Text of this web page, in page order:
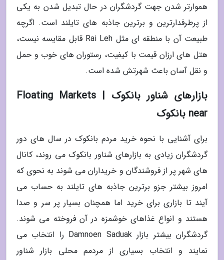
هموارتر شدن جهت گردشگران در حال تبدیل شدن به یکی
از پرطرفدارترین و برترین جاذبه های تایلند است. اگرچه
طبیعت آن با منطقه ای مثل Rai Leh قابل مقایسه نیست،
هتل های ارزان قیمت با کیفیت، رستوران های خوب و حمل
و نقل آسان باعث شهرتش شده است.
بازارهای شناور بانکوک | Floating Markets
near بانکوک
برای آشنایی با نحوه خرید مردم بانکوک در سال های دور
گردشگران زیادی به بازارهای شناور بانکوک می روند، کانال
های شهر پر از فروشندگان و خریداران می شوند به نحوی که
امروز بیشتر جزو برترین جاذبه های تایلند به حساب می
آیند تا بازاری برای خرید اما همچنان بسیار پر سر و صدا
هستند و انواع غذاهای خوشمزه در آن فروخته می شوند.
گردشگران بیشتر بازار Damnoen Saduak را انتخاب می
نمایند و انتخاب بسیاری از مردمم محلی بازار شناور